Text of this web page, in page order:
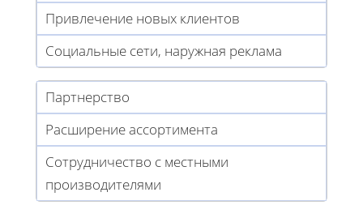
Привлечение новых клиентов
Социальные сети, наружная реклама
Партнерство
Расширение ассортимента
Сотрудничество с местными
производителями